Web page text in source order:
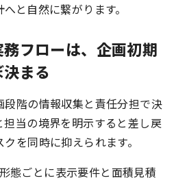
と自然に繋がります。
フローは、企画初期
まる
階の情報収集と責任分担で決
担当の境界を明示すると差し戻
を同時に抑えられます。
態ごとに表示要件と面積見積